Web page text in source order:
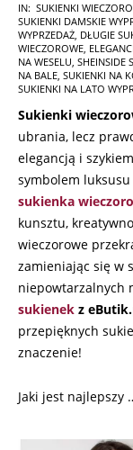
2025-
10-
20
IN: SUKIENKI
SUKIENKI DAMSKIE
WYPRZEDAŻ DŁUGIE
WIECZOROWE
NA WESELU SHEINSIDE
NA BALE SUKIENKI NA
SUKIENKI NA LATO
Sukienki
ubrania, lecz
elegancją i
symbolem
sukienka
kunsztu,
wieczorowe
zamieniając się w
niepowtarzalnych
sukienek z
przepięknych
znaczenie!
Jaki jest najlepszy